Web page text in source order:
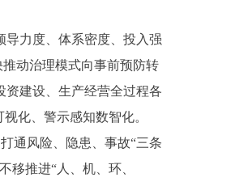
导力度、体系密度、投入强
动治理模式向事前预防转
资建设、生产经营全过程各
化、警示感知数智化。
通风险、隐患、事故“三条
移推进“人、机、环、